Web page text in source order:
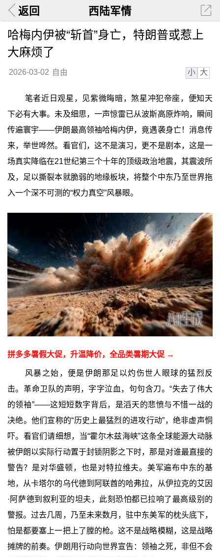
返回 西陆军情
哈梅内伊被“斩首”身亡，特朗普或惹上
大麻烦了
2026-03-02 自由 小 大
笔者近日观星，见紫微晦暗，煞星冲犯帝座，便知天
下必有大事。未及细思，一声惊雷已从波斯高原炸响，瞬间
传遍寰宇——伊朗最高领袖哈梅内伊，竟遇袭身亡！消息传
来，举世哗然。看官们，这不是演习，更不是剧本，这是一
场真实降临在21世纪第三个十年的顶级政治地震，其震波所
及，足以撕裂本就脆弱的地缘板块，将整个中东乃至世界拖
入一个深不可测的“权力真空”风暴眼。
拼多多暑假大促，升温降价，全品类暑期大促 →
风暴之始，便是伊朗那足以灼伤世人眼球的猛烈反
击。革命卫队的声明，字字泣血，句句含刀。“失去了伟大
的领袖”——这短短数字背后，是滔天的悲愤与不惜一战的
决绝。他们宣称的“历史上最猛烈的进攻行动”，绝非虚声恫
吓。看官们请细想，当“霍尔木兹海峡”这条全球能源大动脉
被伊朗以实际行动置于封锁阴影之下时，那是对谁最直接的
警告？是对华盛顿，也是对特拉维夫。美军遍布中东的基
地，从卡塔尔的乌代德到阿联酋的哈弗拉，从伊拉克的艾因
·阿萨德到叙利亚的坦夫，此刻恐怕都已拉响了最高级别的
警报。过去几周，乃至未来数月，驻中东美军的枕头底下，
怕是都要塞上一把上了膛的枪。这不是战略模糊，这是战略
摊牌的前奏。伊朗用行动向世界宣告：领袖之死，非但不会